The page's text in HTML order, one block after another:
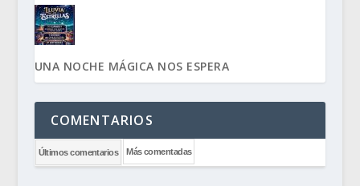
UNA NOCHE MÁGICA NOS ESPERA
COMENTARIOS
Últimos comentarios Más comentadas